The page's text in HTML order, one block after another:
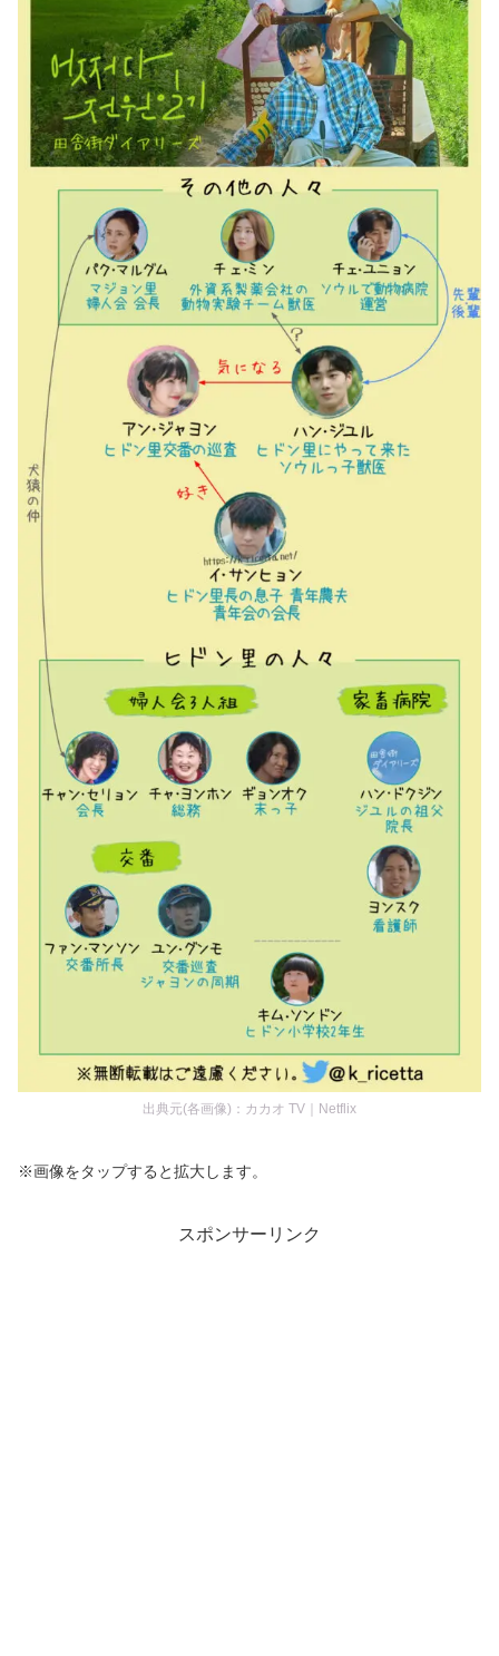
出典元(各画像)：カカオ TV｜Netflix
※画像をタップすると拡大します。
スポンサーリンク